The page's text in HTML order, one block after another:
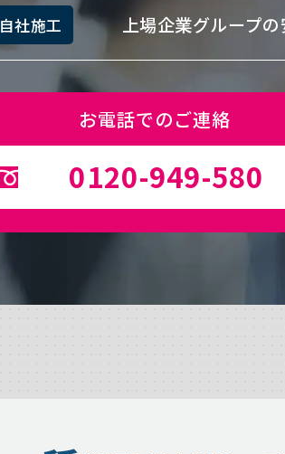
自社施工 上場企業グループの
お電話でのご連絡
0120-949-580